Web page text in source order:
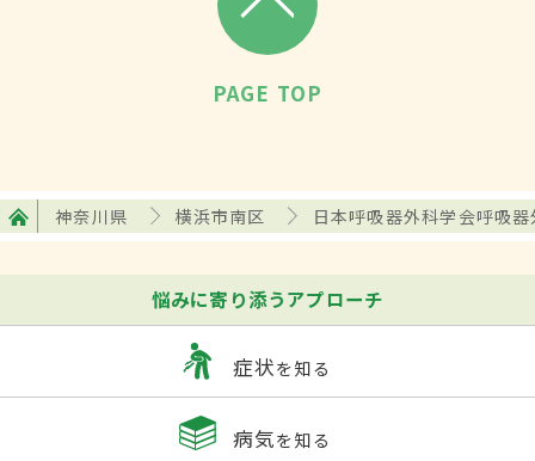
PAGE TOP
神奈川県 横浜市南区 日本呼吸器外科学会呼吸
悩みに寄り添うアプローチ
症状を知る
病気を知る